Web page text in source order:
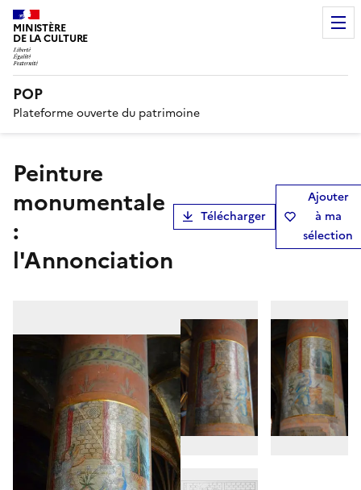
MINISTÈRE
DE LA CULTURE
POP
Plateforme ouverte du patrimoine
peinture
monumentale
:
l'Annonciation
Télécharger
Ajouter
à ma
sélection